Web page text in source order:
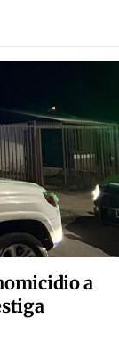
a